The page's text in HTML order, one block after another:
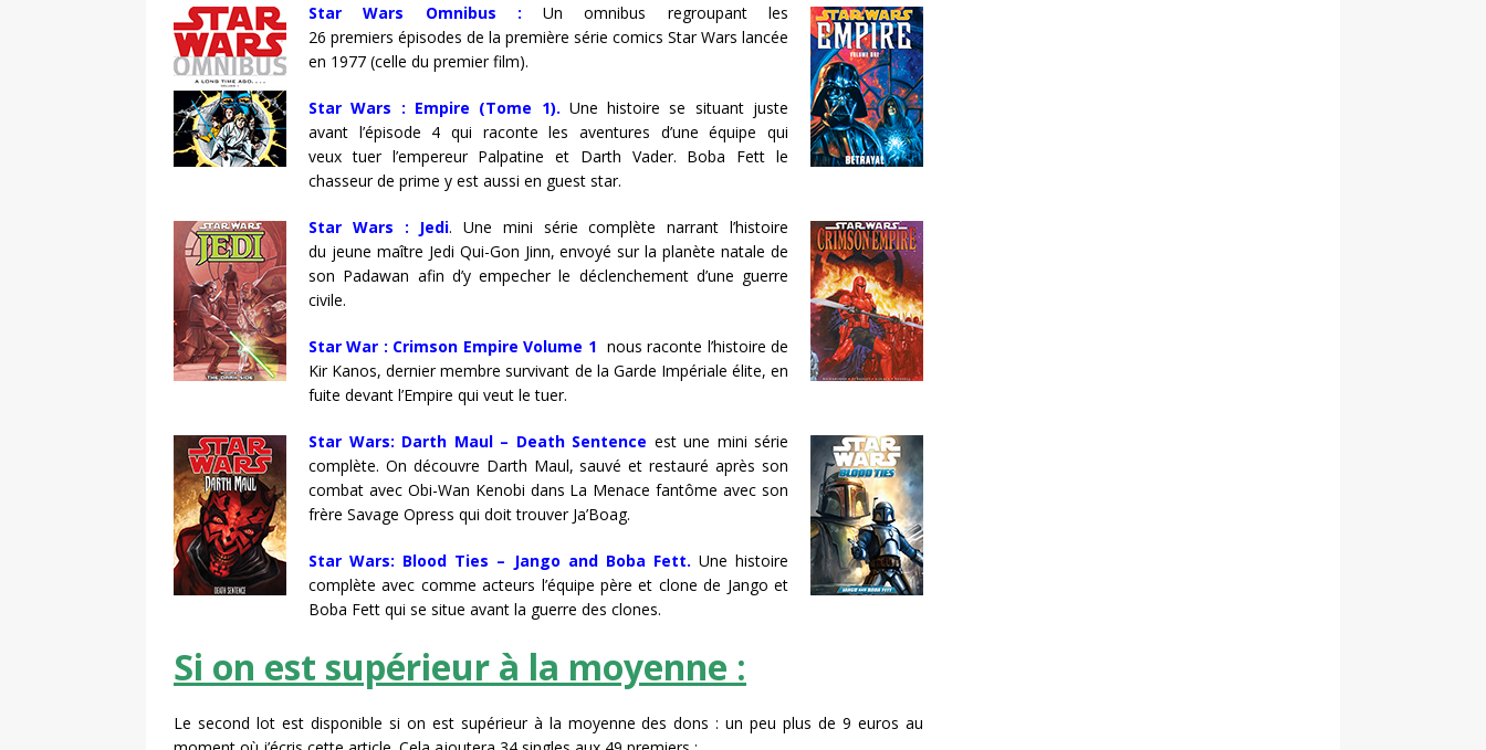
Star Wars Omnibus : Un omnibus regroupant les
26 premiers épisodes de la première série comics Star Wars lancée
en 1977 (celle du premier film).
Star Wars : Empire (Tome 1). Une histoire se situant juste
avant l’épisode 4 qui raconte les aventures d’une équipe qui
veux tuer l’empereur Palpatine et Darth Vader. Boba Fett le
chasseur de prime y est aussi en guest star.
Star Wars : Jedi. Une mini série complète narrant l’histoire
du jeune maître Jedi Qui-Gon Jinn, envoyé sur la planète natale de
son Padawan afin d’y empecher le déclenchement d’une guerre
civile.
Star War : Crimson Empire Volume 1 nous raconte l’histoire de
Kir Kanos, dernier membre survivant de la Garde Impériale élite, en
fuite devant l’Empire qui veut le tuer.
Star Wars: Darth Maul – Death Sentence est une mini série
complète. On découvre Darth Maul, sauvé et restauré après son
combat avec Obi-Wan Kenobi dans La Menace fantôme avec son
frère Savage Opress qui doit trouver Ja’Boag.
Star Wars: Blood Ties – Jango and Boba Fett. Une histoire
complète avec comme acteurs l’équipe père et clone de Jango et
Boba Fett qui se situe avant la guerre des clones.
Si on est supérieur à la moyenne :
Le second lot est disponible si on est supérieur à la moyenne des dons : un peu plus de 9 euros au